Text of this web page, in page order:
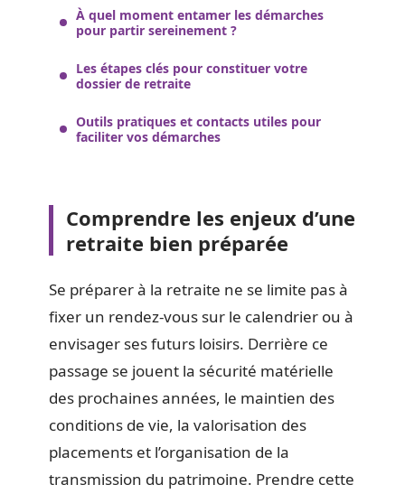
À quel moment entamer les démarches
pour partir sereinement ?
Les étapes clés pour constituer votre
dossier de retraite
Outils pratiques et contacts utiles pour
faciliter vos démarches
Comprendre les enjeux d’une
retraite bien préparée
Se préparer à la retraite ne se limite pas à
fixer un rendez-vous sur le calendrier ou à
envisager ses futurs loisirs. Derrière ce
passage se jouent la sécurité matérielle
des prochaines années, le maintien des
conditions de vie, la valorisation des
placements et l’organisation de la
transmission du patrimoine. Prendre cette